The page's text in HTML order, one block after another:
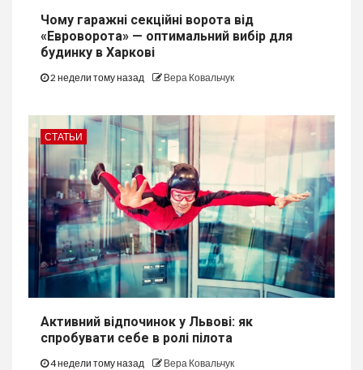
Чому гаражні секційні ворота від
«Евроворота» — оптимальний вибір для
будинку в Харкові
2 недели тому назад Вера Ковальчук
СТАТЬИ
Активний відпочинок у Львові: як
спробувати себе в ролі пілота
4 недели тому назад Вера Ковальчук